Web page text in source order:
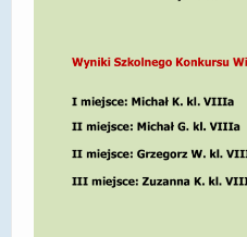
RODO
EGZAMIN ÓSMOKLASISTY
STANDARDY OCHRONY